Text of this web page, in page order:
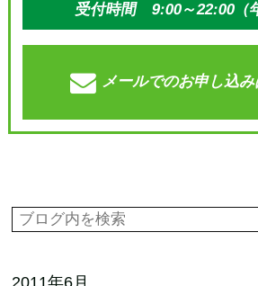
受付時間 9:00～22:00（
メールでのお申し込み
2011年6月